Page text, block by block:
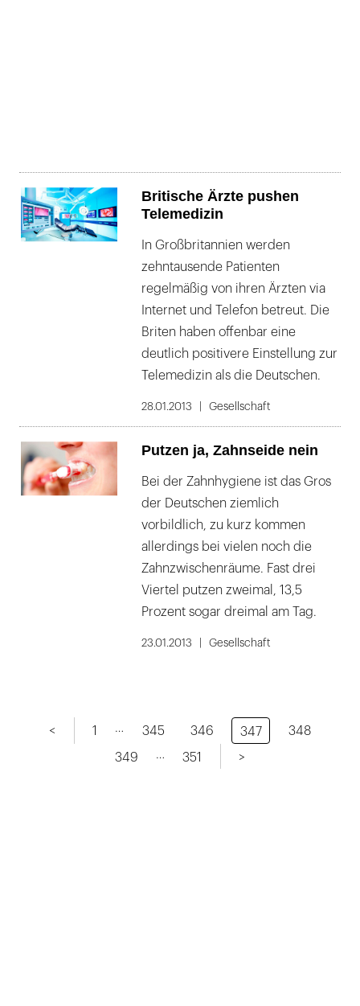
Britische Ärzte pushen
Telemedizin
In Großbritannien werden
zehntausende Patienten
regelmäßig von ihren Ärzten via
Internet und Telefon betreut. Die
Briten haben offenbar eine
deutlich positivere Einstellung zur
Telemedizin als die Deutschen.
28.01.2013 Gesellschaft
Putzen ja, Zahnseide nein
Bei der Zahnhygiene ist das Gros
der Deutschen ziemlich
vorbildlich, zu kurz kommen
allerdings bei vielen noch die
Zahnzwischenräume. Fast drei
Viertel putzen zweimal, 13,5
Prozent sogar dreimal am Tag.
23.01.2013 Gesellschaft
< 1 … 345 346 347 348
349 … 351 >